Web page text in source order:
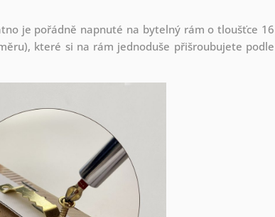
je pořádně napnuté na bytelný rám o tloušťce 16
které si na rám jednoduše přišroubujete podle